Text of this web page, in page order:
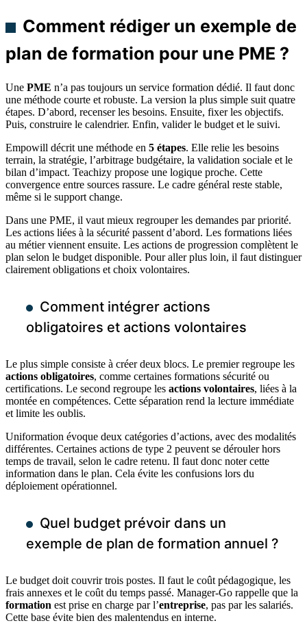
Comment rédiger un exemple de
plan de formation pour une PME ?
Une PME n’a pas toujours un service formation dédié. Il faut donc
une méthode courte et robuste. La version la plus simple suit quatre
étapes. D’abord, recenser les besoins. Ensuite, fixer les objectifs.
Puis, construire le calendrier. Enfin, valider le budget et le suivi.
Empowill décrit une méthode en 5 étapes. Elle relie les besoins
terrain, la stratégie, l’arbitrage budgétaire, la validation sociale et le
bilan d’impact. Teachizy propose une logique proche. Cette
convergence entre sources rassure. Le cadre général reste stable,
même si le support change.
Dans une PME, il vaut mieux regrouper les demandes par priorité.
Les actions liées à la sécurité passent d’abord. Les formations liées
au métier viennent ensuite. Les actions de progression complètent le
plan selon le budget disponible. Pour aller plus loin, il faut distinguer
clairement obligations et choix volontaires.
Comment intégrer actions
obligatoires et actions volontaires
Le plus simple consiste à créer deux blocs. Le premier regroupe les
actions obligatoires, comme certaines formations sécurité ou
certifications. Le second regroupe les actions volontaires, liées à la
montée en compétences. Cette séparation rend la lecture immédiate
et limite les oublis.
Uniformation évoque deux catégories d’actions, avec des modalités
différentes. Certaines actions de type 2 peuvent se dérouler hors
temps de travail, selon le cadre retenu. Il faut donc noter cette
information dans le plan. Cela évite les confusions lors du
déploiement opérationnel.
Quel budget prévoir dans un
exemple de plan de formation annuel ?
Le budget doit couvrir trois postes. Il faut le coût pédagogique, les
frais annexes et le coût du temps passé. Manager-Go rappelle que la
formation est prise en charge par l’entreprise, pas par les salariés.
Cette base évite bien des malentendus en interne.